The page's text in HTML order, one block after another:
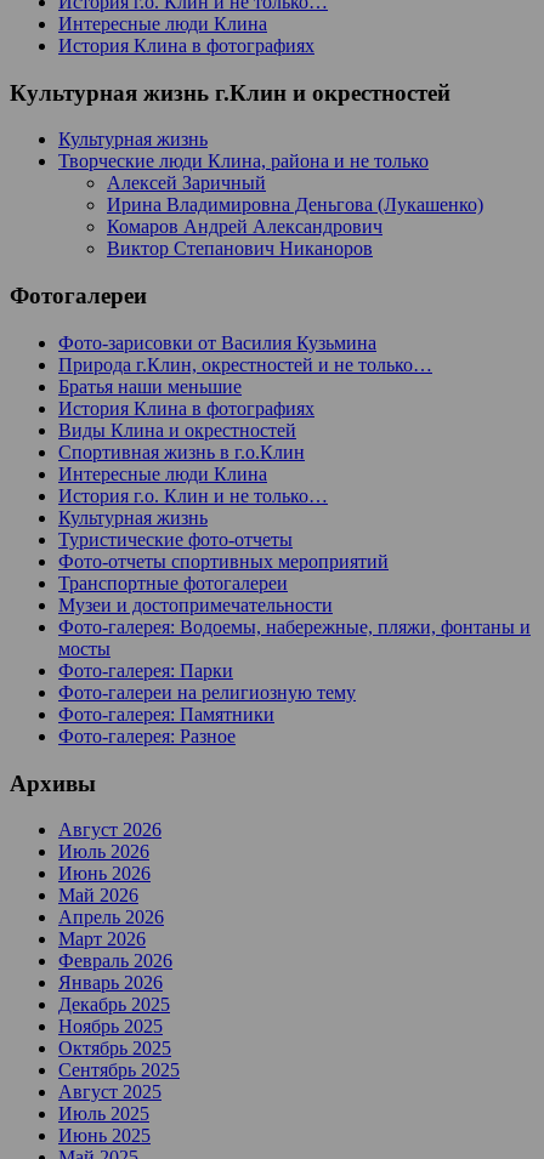
Интересные люди Клина
История Клина в фотографиях
Культурная жизнь г.Клин и окрестностей
Культурная жизнь
Творческие люди Клина, района и не только
Алексей Заричный
Ирина Владимировна Деньгова (Лукашенко)
Комаров Андрей Александрович
Виктор Степанович Никаноров
Фотогалереи
Фото-зарисовки от Василия Кузьмина
Природа г.Клин, окрестностей и не только…
Братья наши меньшие
История Клина в фотографиях
Виды Клина и окрестностей
Спортивная жизнь в г.о.Клин
Интересные люди Клина
История г.о. Клин и не только…
Культурная жизнь
Туристические фото-отчеты
Фото-отчеты спортивных мероприятий
Транспортные фотогалереи
Музеи и достопримечательности
Фото-галерея: Водоемы, набережные, пляжи, фонтаны и
мосты
Фото-галерея: Парки
Фото-галереи на религиозную тему
Фото-галерея: Памятники
Фото-галерея: Разное
Архивы
Август 2026
Июль 2026
Июнь 2026
Май 2026
Апрель 2026
Март 2026
Февраль 2026
Январь 2026
Декабрь 2025
Ноябрь 2025
Октябрь 2025
Сентябрь 2025
Август 2025
Июль 2025
Июнь 2025